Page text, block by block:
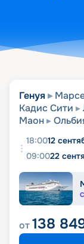
Генуя
Кадис Сити
Маон
18:0012
09:0022
от138